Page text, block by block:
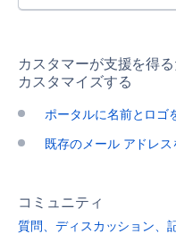
カスタマーが支援を得
カスタマイズする
ポータルに名前とロゴ
既存のメール アドレ
コミュニティ
質問、ディスカッション、